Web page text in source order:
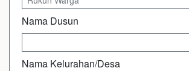
Nama Dusun
Nama Kelurahan/Desa